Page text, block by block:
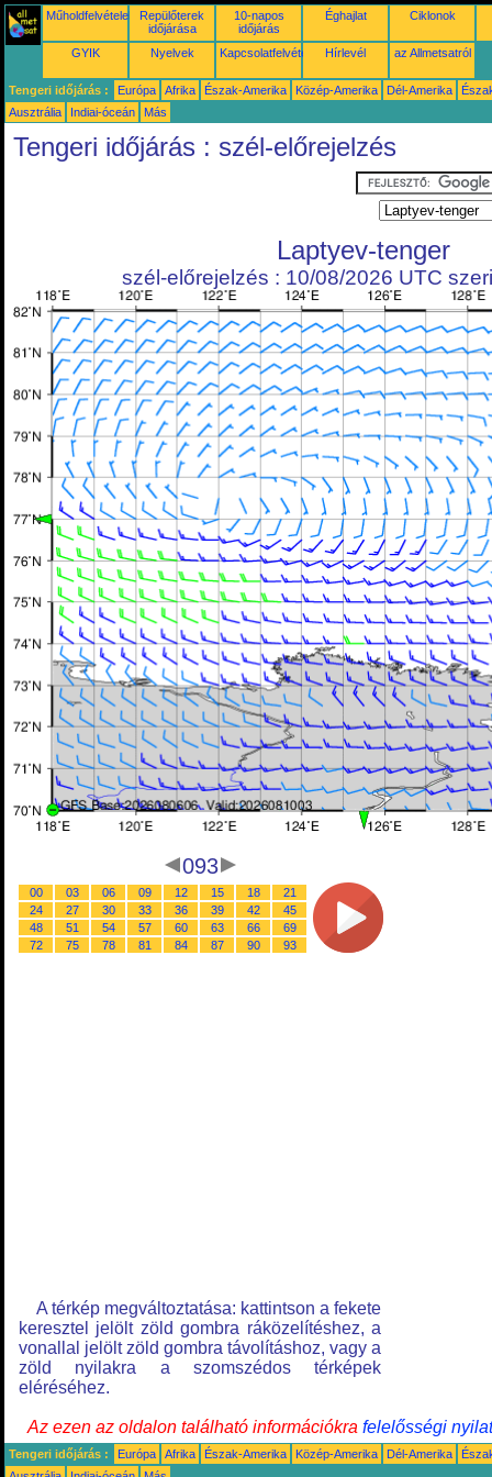
Műholdfelvételek
Repülőterek
időjárása
10-napos
időjárás
Éghajlat Ciklonok
GYIK Nyelvek Kapcsolatfelvétel Hírlevél az Allmetsatról
Tengeri időjárás : Európa Afrika Észak-Amerika Közép-Amerika Dél-Amerika
Ausztrália
Indiai-óceán Más
Tengeri időjárás : szél-előrejelzés
Laptyev-tenger
szél-előrejelzés : 10/08/2026 UTC
093
00 03 06 09 12 15 18
21
24
27 30 33 36 39 42
45
48
51 54 57 60 63 66
69
72
75 78 81 84 87 90 93
A térkép megváltoztatása: kattintson a fekete
keresztel jelölt zöld gombra ráközelítéshez, a
vonallal jelölt zöld gombra távolításhoz, vagy a
zöld nyilakra a szomszédos térképek
eléréséhez.
Az ezen az oldalon található információkra felelősségi
Tengeri időjárás : Európa Afrika Észak-Amerika Közép-Amerika Dél-Amerika